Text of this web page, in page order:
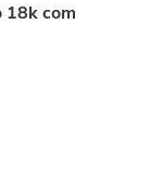
18k com